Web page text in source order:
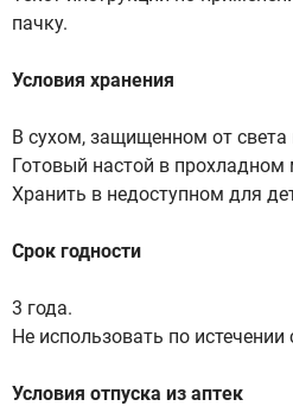
пачку.
Условия хранения
В сухом, защищенном от света
Готовый настой в прохладном
Хранить в недоступном для
Срок годности
3 года.
Не использовать по истечении
Условия отпуска из аптек